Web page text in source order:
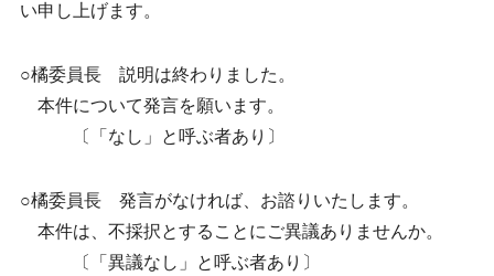
い申し上げます。
○橘委員長 説明は終わりました。
本件について発言を願います。
〔「なし」と呼ぶ者あり〕
○橘委員長 発言がなければ、お諮りいたします。
本件は、不採択とすることにご異議ありませんか。
〔「異議なし」と呼ぶ者あり〕